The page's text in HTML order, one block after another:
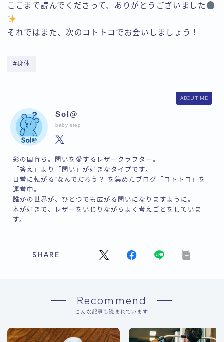
ここまで読んでくださって、ありがとうございました
それではまた、次のコトトコでお会いしましょう！
#身体
ABOUT ME
Sol@
baby step
彩の国育ち。問いを愛するレザークラフター。
「答え」より「問い」が好きなタイプです。
日常に転がる“なんでだろう？”を集めたブログ「コトトコ」を
運営中。
誰かの世界が、ひとつでも広がる問いになりますように。
本が好きで、レザーをいじりながらよく考えごとをしていま
す。
SHARE
Recommend
こんな記事も読まれています